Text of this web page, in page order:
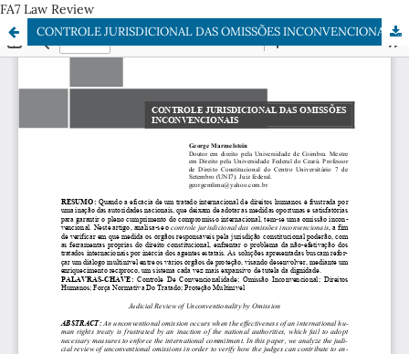
FA7 Law Review
CONTROLE JURISDICIONAL DAS OMISSÕES INCONVENCIONAIS